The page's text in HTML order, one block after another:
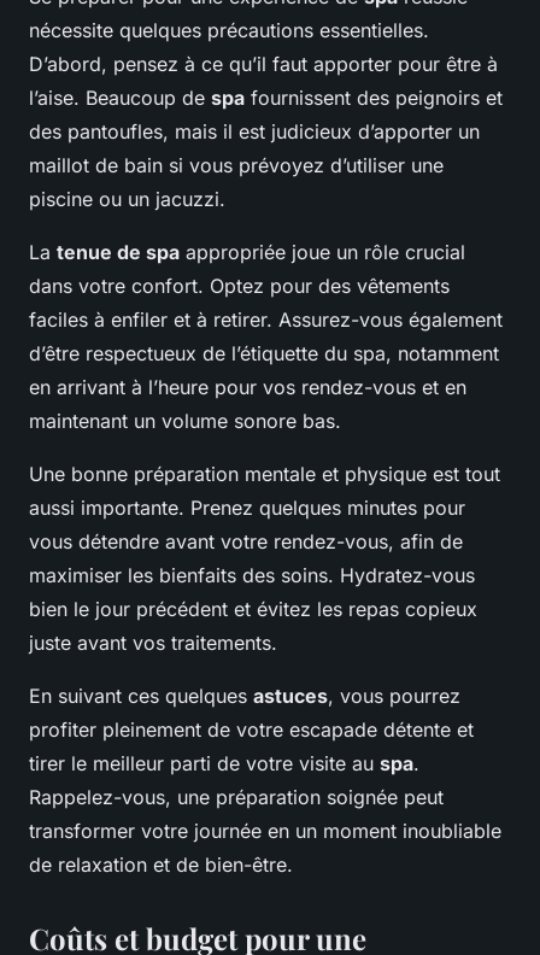
nécessite quelques précautions essentielles.
D’abord, pensez à ce qu’il faut apporter pour être à
l’aise. Beaucoup de spa fournissent des peignoirs et
des pantoufles, mais il est judicieux d’apporter un
maillot de bain si vous prévoyez d’utiliser une
piscine ou un jacuzzi.
La tenue de spa appropriée joue un rôle crucial
dans votre confort. Optez pour des vêtements
faciles à enfiler et à retirer. Assurez-vous également
d’être respectueux de l’étiquette du spa, notamment
en arrivant à l’heure pour vos rendez-vous et en
maintenant un volume sonore bas.
Une bonne préparation mentale et physique est tout
aussi importante. Prenez quelques minutes pour
vous détendre avant votre rendez-vous, afin de
maximiser les bienfaits des soins. Hydratez-vous
bien le jour précédent et évitez les repas copieux
juste avant vos traitements.
En suivant ces quelques astuces, vous pourrez
profiter pleinement de votre escapade détente et
tirer le meilleur parti de votre visite au spa.
Rappelez-vous, une préparation soignée peut
transformer votre journée en un moment inoubliable
de relaxation et de bien-être.
Coûts et budget pour une